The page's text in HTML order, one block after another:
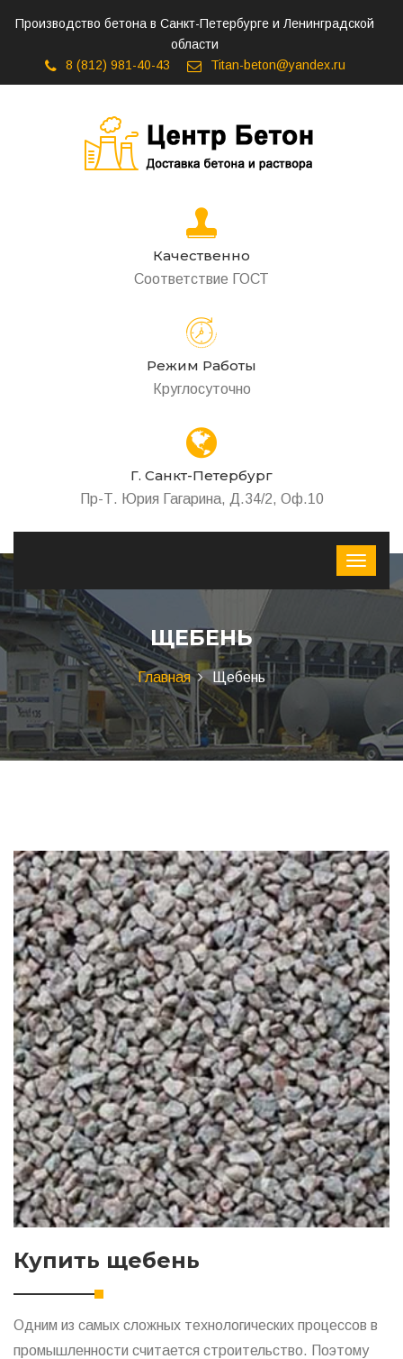
Производство бетона в Санкт-Петербурге и Ленинградской
области
8 (812) 981-40-43
Titan-beton@yandex.ru
Качественно
Соответствие ГОСТ
Режим Работы
Круглосуточно
Г. Санкт-Петербург
Пр-Т. Юрия Гагарина, Д.34/2, Оф.10
ЩЕБЕНЬ
Главная Щебень
Купить щебень
Одним из самых сложных технологических процессов в
промышленности считается строительство. Поэтому